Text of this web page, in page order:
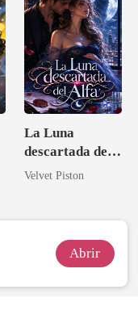
La Luna
descartada del
Alfa
Velvet Piston
Abrir